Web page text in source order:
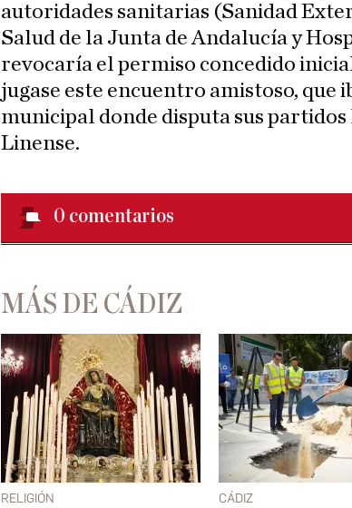
autoridades sanitarias (Sanidad
Salud de la Junta de Andalucía y
revocaría el permiso concedido
jugase este encuentro amistoso, que
municipal donde disputa sus
Linense.
0 comentarios
MÁS DE CÁDIZ
RELIGIÓN CÁDIZ